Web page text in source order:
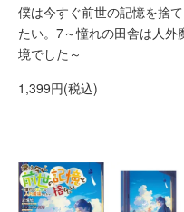
僕は今すぐ前世の記憶を捨て
たい。7～憧れの田舎は人外
境でした～
1,399円(税込)